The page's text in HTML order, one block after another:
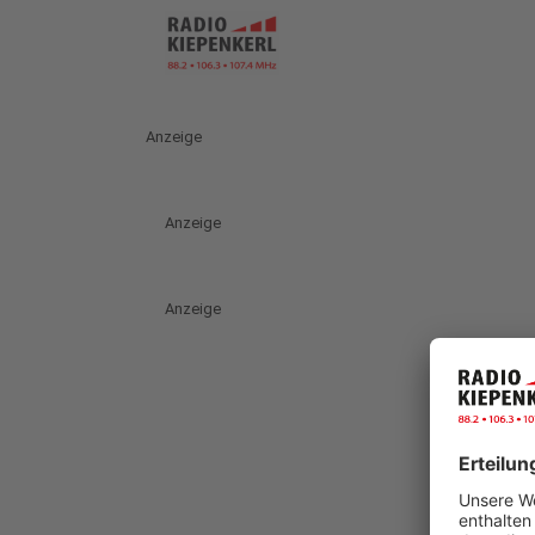
Anzeige
Anzeige
Anzeige